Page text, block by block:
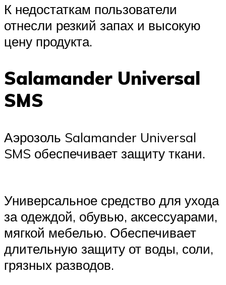
К недостаткам пользователи
отнесли резкий запах и высокую
цену продукта.
Salamander Universal
SMS
Аэрозоль Salamander Universal
SMS обеспечивает защиту ткани.
Универсальное средство для ухода
за одеждой, обувью, аксессуарами,
мягкой мебелью. Обеспечивает
длительную защиту от воды, соли,
грязных разводов.